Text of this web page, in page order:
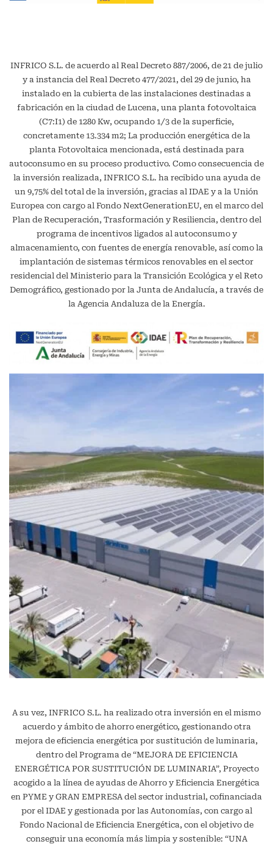
INFRICO S.L. de acuerdo al Real Decreto 887/2006, de 21 de julio
y a instancia del Real Decreto 477/2021, del 29 de junio, ha
instalado en la cubierta de las instalaciones destinadas a
fabricación en la ciudad de Lucena, una planta fotovoltaica
(C7:I1) de 1280 Kw, ocupando 1/3 de la superficie,
concretamente 13.334 m2; La producción energética de la
planta Fotovoltaica mencionada, está destinada para
autoconsumo en su proceso productivo. Como consecuencia de
la inversión realizada, INFRICO S.L. ha recibido una ayuda de
un 9,75% del total de la inversión, gracias al IDAE y a la Unión
Europea con cargo al Fondo NextGenerationEU, en el marco del
Plan de Recuperación, Trasformación y Resiliencia, dentro del
programa de incentivos ligados al autoconsumo y
almacenamiento, con fuentes de energía renovable, así como la
implantación de sistemas térmicos renovables en el sector
residencial del Ministerio para la Transición Ecológica y el Reto
Demográfico, gestionado por la Junta de Andalucía, a través de
la Agencia Andaluza de la Energía.
A su vez, INFRICO S.L. ha realizado otra inversión en el mismo
acuerdo y ámbito de ahorro energético, gestionando otra
mejora de eficiencia energética por sustitución de luminaria,
dentro del Programa de “MEJORA DE EFICIENCIA
ENERGÉTICA POR SUSTITUCIÓN DE LUMINARIA”, Proyecto
acogido a la línea de ayudas de Ahorro y Eficiencia Energética
en PYME y GRAN EMPRESA del sector industrial, cofinanciada
por el IDAE y gestionada por las Autonomías, con cargo al
Fondo Nacional de Eficiencia Energética, con el objetivo de
conseguir una economía más limpia y sostenible: “UNA